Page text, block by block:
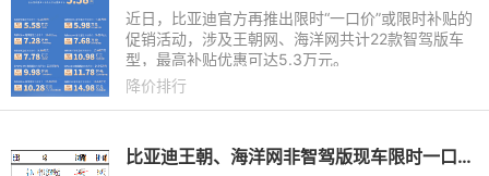
近日，比亚迪官方再推出限时“一口价”或限时补贴的
促销活动，涉及王朝网、海洋网共计22款智驾版车
型，最高补贴优惠可达5.3万元。
降价排行
比亚迪王朝、海洋网非智驾版现车限时一口价，最低8.98万元起